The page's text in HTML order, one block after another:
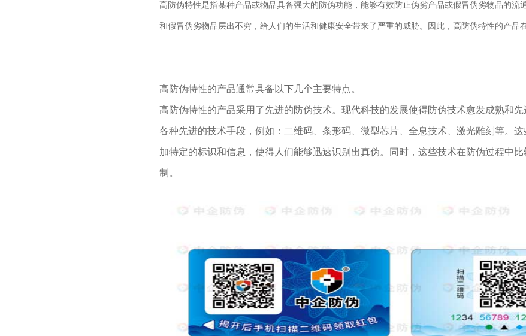
高防伪特性是指某种产品或物品具备强大的防伪功能，能够有效防止伪劣产品或假冒伪劣物品的流
和假冒伪劣物品层出不穷，给人们的生活和健康安全带来了严重的威胁。因此，高防伪特性的产品
高防伪特性的产品通常具备以下几个主要特点。
高防伪特性的产品采用了先进的防伪技术。现代科技的发展使得防伪技术愈发成熟和
各种先进的技术手段，例如：二维码、条形码、微型芯片、全息技术、激光雕刻等。
加特定的标识和信息，使得人们能够迅速识别出真伪。同时，这些技术在防伪过程中
制。